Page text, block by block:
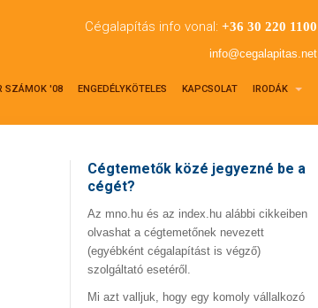
Cégalapítás info vonal: +36 30 220 1100
info@cegalapitas.net
SZÁMOK '08 ENGEDÉLYKÖTELES KAPCSOLAT IRODÁK
Cégtemetők közé jegyezné be a
cégét?
Az mno.hu és az index.hu alábbi cikkeiben
olvashat a cégtemetőnek nevezett
(egyébként cégalapítást is végző)
szolgáltató esetéről.
Mi azt valljuk, hogy egy komoly vállalkozó